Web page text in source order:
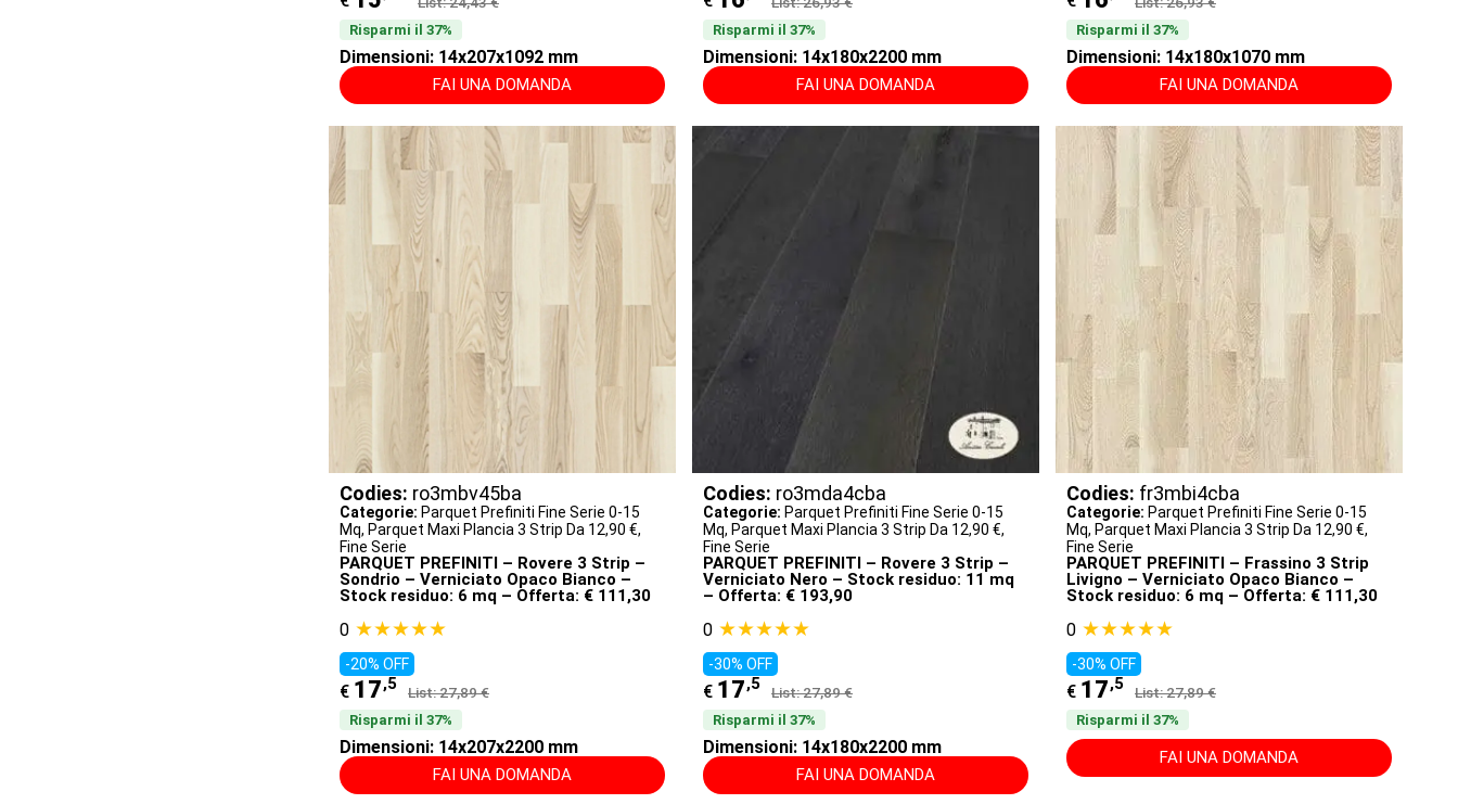
Risparmi il 37%
Dimensioni: 14x207x1092 mm
FAI UNA DOMANDA
Risparmi il 37%
Dimensioni: 14x180x2200 mm
FAI UNA DOMANDA
Risparmi il 37%
Dimensioni: 14x180x1070 mm
FAI UNA DOMANDA
Codies: ro3mbv45ba
Categorie: Parquet Prefiniti Fine Serie 0-15
Mq, Parquet Maxi Plancia 3 Strip Da 12,90 €,
Fine Serie
PARQUET PREFINITI – Rovere 3 Strip –
Sondrio – Verniciato Opaco Bianco –
Stock residuo: 6 mq – Offerta: € 111,30
0 ★★★★★
-20% OFF
€ 17,5 List: 27,89 €
Risparmi il 37%
Dimensioni: 14x207x2200 mm
FAI UNA DOMANDA
Codies: ro3mda4cba
Categorie: Parquet Prefiniti Fine Serie 0-15
Mq, Parquet Maxi Plancia 3 Strip Da 12,90 €,
Fine Serie
PARQUET PREFINITI – Rovere 3 Strip –
Verniciato Nero – Stock residuo: 11 mq
– Offerta: € 193,90
0 ★★★★★
-30% OFF
€ 17,5 List: 27,89 €
Risparmi il 37%
Dimensioni: 14x180x2200 mm
FAI UNA DOMANDA
Codies: fr3mbi4cba
Categorie: Parquet Prefiniti Fine Serie 0-15
Mq, Parquet Maxi Plancia 3 Strip Da 12,90 €,
Fine Serie
PARQUET PREFINITI – Frassino 3 Strip
Livigno – Verniciato Opaco Bianco –
Stock residuo: 6 mq – Offerta: € 111,30
0 ★★★★★
-30% OFF
€ 17,5 List: 27,89 €
Risparmi il 37%
FAI UNA DOMANDA